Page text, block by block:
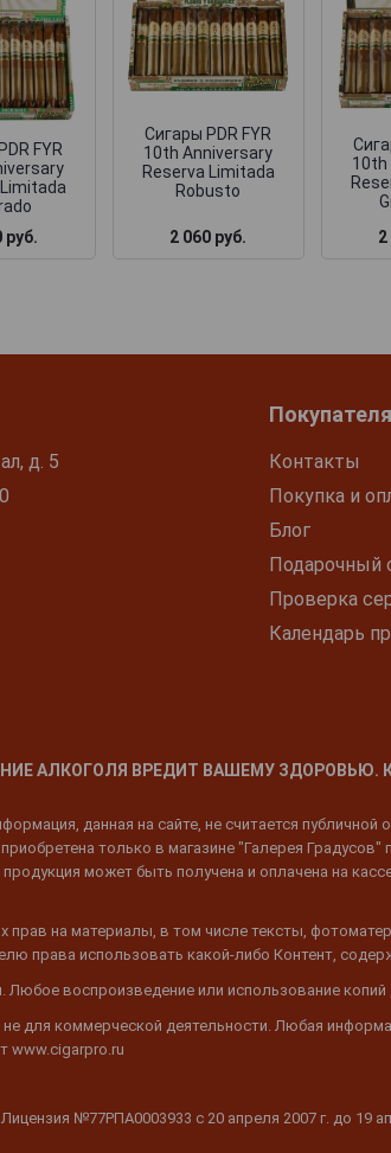
FYR
руб.
Сигары PDR FYR
10th Anniversary
Reserva Limitada
Robusto
2 060 руб.
10th
2
д. 5
Контакты
Покупка и
Блог
Подарочный
Проверка
Календарь
АЛКОГОЛЯ ВРЕДИТ ВАШЕМУ ЗДОРОВЬЮ.
данная на сайте, не считается
только в магазине "Галерея Градусов"
может быть получена и оплачена на
на материалы, в том числе тексты,
права использовать какой-либо Контент,
воспроизведение или использование копий
для коммерческой деятельности. Любая
www.cigarpro.ru
№77РПА0003933 c 20 апреля 2007 г. до 19